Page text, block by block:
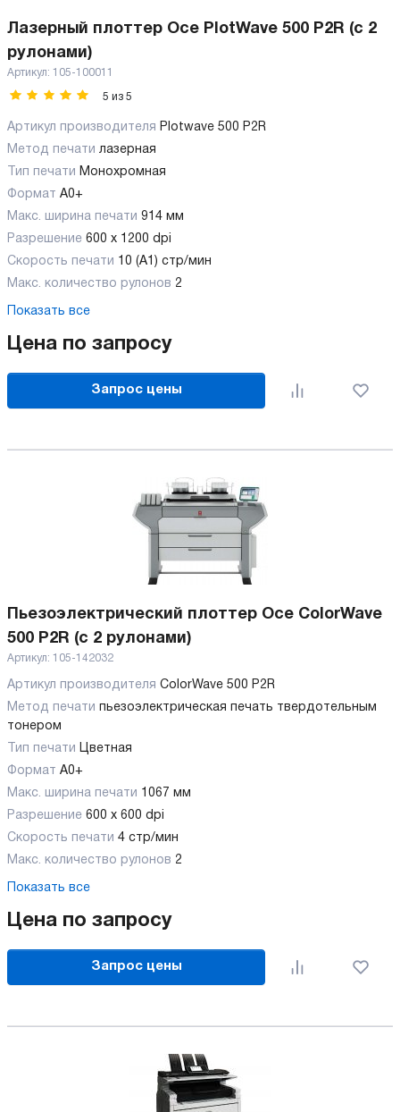
Лазерный плоттер Oce PlotWave 500 P2R (с 2
рулонами)
Артикул: 105-100011
5 из 5
Артикул производителя Plotwave 500 P2R
Метод печати лазерная
Тип печати Монохромная
Формат A0+
Макс. ширина печати 914 мм
Разрешение 600 x 1200 dpi
Скорость печати 10 (А1) стр/мин
Макс. количество рулонов 2
Показать все
Цена по запросу
Запрос цены
Пьезоэлектрический плоттер Oce ColorWave
500 P2R (с 2 рулонами)
Артикул: 105-142032
Артикул производителя ColorWave 500 P2R
Метод печати пьезоэлектрическая печать твердотельным
тонером
Тип печати Цветная
Формат A0+
Макс. ширина печати 1067 мм
Разрешение 600 х 600 dpi
Скорость печати 4 стр/мин
Макс. количество рулонов 2
Показать все
Цена по запросу
Запрос цены